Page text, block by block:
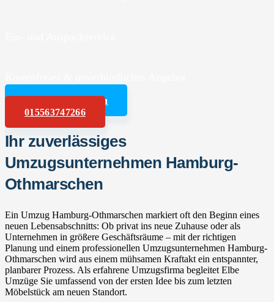
Angebot anfordern
015563747266
Ihr zuverlässiges
Umzugsunternehmen Hamburg-
Othmarschen
Ein Umzug Hamburg-Othmarschen markiert oft den Beginn eines
neuen Lebensabschnitts: Ob privat ins neue Zuhause oder als
Unternehmen in größere Geschäftsräume – mit der richtigen
Planung und einem professionellen Umzugsunternehmen Hamburg-
Othmarschen wird aus einem mühsamen Kraftakt ein entspannter,
planbarer Prozess. Als erfahrene Umzugsfirma begleitet Elbe
Umzüge Sie umfassend von der ersten Idee bis zum letzten
Möbelstück am neuen Standort.